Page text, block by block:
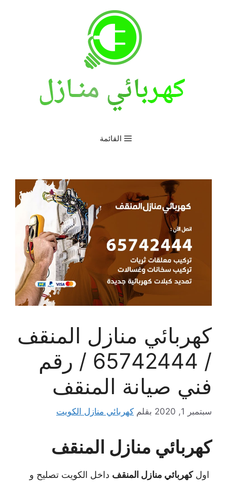
القائمة
كهربائي منازل المنقف
/ 65742444 / رقم
فني صيانة المنقف
سبتمبر 1, 2020 بقلم كهربائي منازل الكويت
كهربائي منازل المنقف
اولكهربائي منازل المنقف داخل الكويت تصليح و